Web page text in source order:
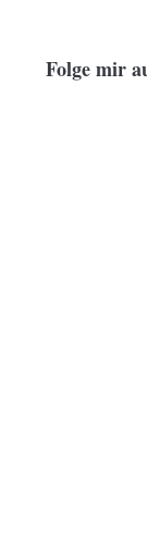
Folge mir